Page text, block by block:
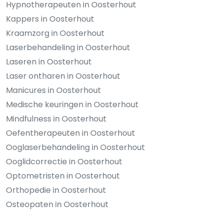
Hypnotherapeuten in Oosterhout
Kappers in Oosterhout
Kraamzorg in Oosterhout
Laserbehandeling in Oosterhout
Laseren in Oosterhout
Laser ontharen in Oosterhout
Manicures in Oosterhout
Medische keuringen in Oosterhout
Mindfulness in Oosterhout
Oefentherapeuten in Oosterhout
Ooglaserbehandeling in Oosterhout
Ooglidcorrectie in Oosterhout
Optometristen in Oosterhout
Orthopedie in Oosterhout
Osteopaten in Oosterhout